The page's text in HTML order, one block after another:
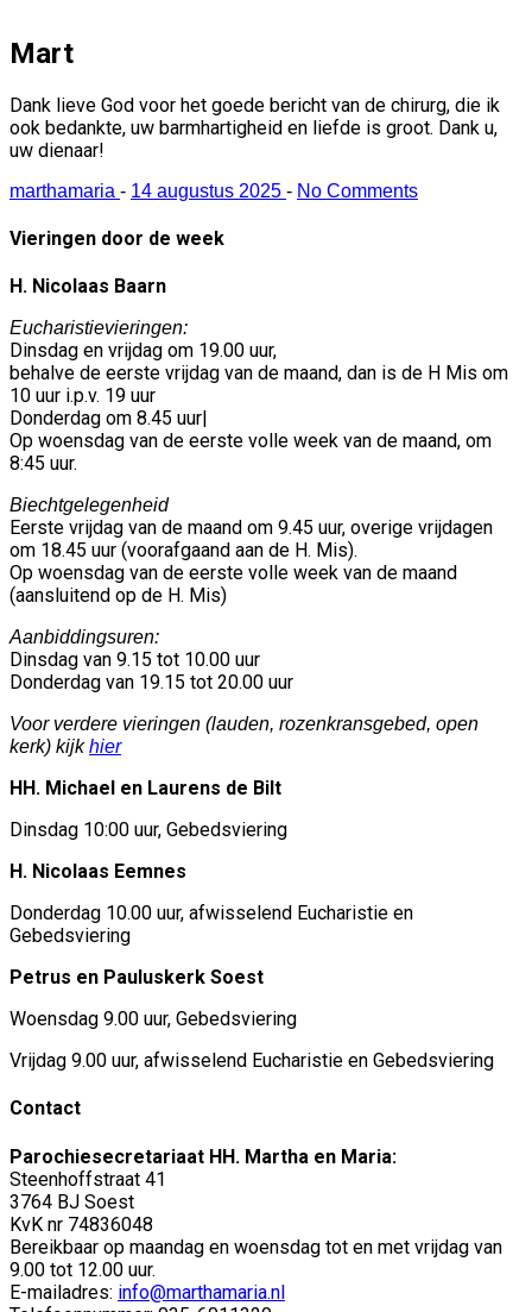
Mart
Dank lieve God voor het goede bericht van de chirurg, die ik
ook bedankte, uw barmhartigheid en liefde is groot. Dank u,
uw dienaar!
marthamaria - 14 augustus 2025 - No Comments
Vieringen door de week
H. Nicolaas Baarn
Eucharistievieringen:
Dinsdag en vrijdag om 19.00 uur,
behalve de eerste vrijdag van de maand, dan is de H Mis om
10 uur i.p.v. 19 uur
Donderdag om 8.45 uur|
Op woensdag van de eerste volle week van de maand, om
8:45 uur.
Biechtgelegenheid
Eerste vrijdag van de maand om 9.45 uur, overige vrijdagen
om 18.45 uur (voorafgaand aan de H. Mis).
Op woensdag van de eerste volle week van de maand
(aansluitend op de H. Mis)
Aanbiddingsuren:
Dinsdag van 9.15 tot 10.00 uur
Donderdag van 19.15 tot 20.00 uur
Voor verdere vieringen (lauden, rozenkransgebed, open
kerk) kijkhier
HH. Michael en Laurens de Bilt
Dinsdag 10:00 uur, Gebedsviering
H. Nicolaas Eemnes
Donderdag 10.00 uur, afwisselend Eucharistie en
Gebedsviering
Petrus en Pauluskerk Soest
Woensdag 9.00 uur, Gebedsviering
Vrijdag 9.00 uur, afwisselend Eucharistie en Gebedsviering
Contact
Parochiesecretariaat HH. Martha en Maria:
Steenhoffstraat 41
3764 BJ Soest
KvK nr 74836048
Bereikbaar op maandag en woensdag tot en met vrijdag van
9.00 tot 12.00 uur.
E-mailadres: info@marthamaria.nl